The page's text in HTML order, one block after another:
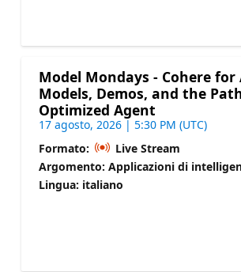
Model Mondays - Cohere for
Models, Demos, and the
Optimized Agent
17 agosto, 2026 | 5:30 PM (UTC)
Formato:
Live Stream
Argomento: Applicazioni di
Lingua: italiano